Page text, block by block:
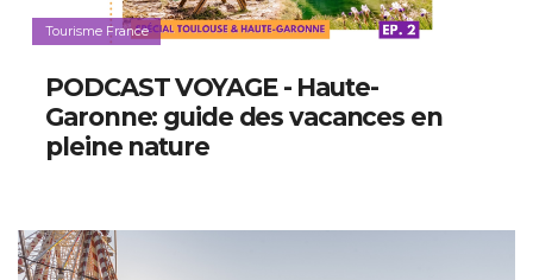
Tourisme France
PODCAST VOYAGE - Haute-
Garonne: guide des vacances en
pleine nature